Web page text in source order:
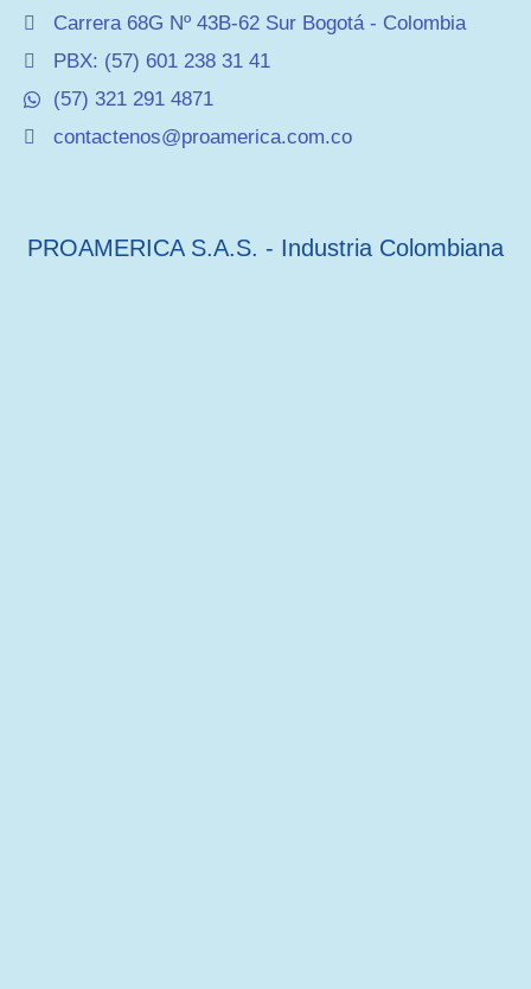
Carrera 68G Nº 43B-62 Sur Bogotá - Colombia
PBX: (57) 601 238 31 41
(57) 321 291 4871
contactenos@proamerica.com.co
PROAMERICA S.A.S. - Industria Colombiana